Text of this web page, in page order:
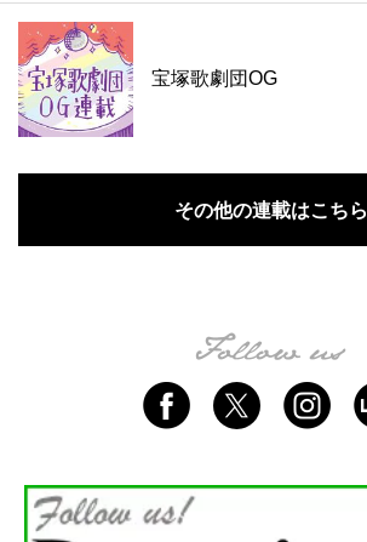
宝塚歌劇団OG
その他の連載はこちら